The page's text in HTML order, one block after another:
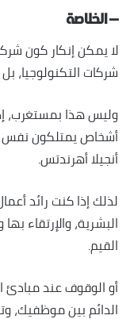
– الخلاصة
لا يمكن إنكار كون
شركات التكنولوجيا،
وليس هذا بمستغرب،
أشخاص يمتلكون نفس
أنجيلا أهرندتس.
لذلك إذا كنت رائد
البشرية، والإرتقاء
القيم.
أو الوقوف عند مبادئ
الدائم بين موظفيك،